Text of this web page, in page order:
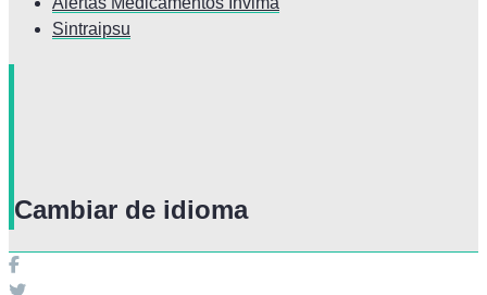
Sintraipsu
Cambiar de idioma